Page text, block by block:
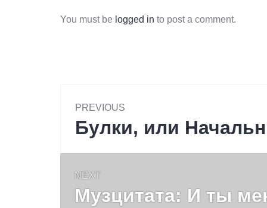
You must be logged in to post a comment.
Post
navigation
PREVIOUS
Previous
post:
Булки, или
NEXT
Next
post:
Музцитата: И ты